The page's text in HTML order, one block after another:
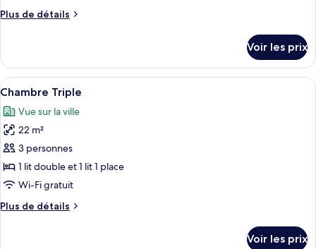
chambre :
Standard
Plus de détails
Plus
le
type
de
Chambre
Double
Standard
Voir les prix
Afficher
toutes
les
photos
pour
ce
type
chambre :
Une chambre avec deux lits, une
7
Chambre Triple
Vue sur la ville
22 m²
3 personnes
1 lit double et 1 lit 1 place
Wi-Fi gratuit
Plus de détails
Plus
Voir les prix